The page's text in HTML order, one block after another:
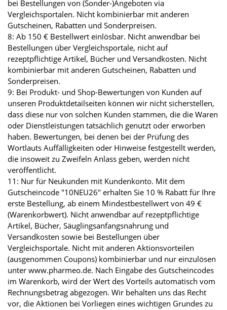
bei Bestellungen von (Sonder-)Angeboten via
Vergleichsportalen. Nicht kombinierbar mit anderen
Gutscheinen, Rabatten und Sonderpreisen.
8: Ab 150 € Bestellwert einlösbar. Nicht anwendbar bei
Bestellungen über Vergleichsportale, nicht auf
rezeptpflichtige Artikel, Bücher und Versandkosten. Nicht
kombinierbar mit anderen Gutscheinen, Rabatten und
Sonderpreisen.
9: Bei Produkt- und Shop-Bewertungen von Kunden auf
unseren Produktdetailseiten können wir nicht sicherstellen,
dass diese nur von solchen Kunden stammen, die die Waren
oder Dienstleistungen tatsächlich genutzt oder erworben
haben. Bewertungen, bei denen bei der Prüfung des
Wortlauts Auffälligkeiten oder Hinweise festgestellt werden,
die insoweit zu Zweifeln Anlass geben, werden nicht
veröffentlicht.
11: Nur für Neukunden mit Kundenkonto. Mit dem
Gutscheincode "10NEU26" erhalten Sie 10 % Rabatt für Ihre
erste Bestellung, ab einem Mindestbestellwert von 49 €
(Warenkorbwert). Nicht anwendbar auf rezeptpflichtige
Artikel, Bücher, Säuglingsanfangsnahrung und
Versandkosten sowie bei Bestellungen über
Vergleichsportale. Nicht mit anderen Aktionsvorteilen
(ausgenommen Coupons) kombinierbar und nur einzulösen
unter www.pharmeo.de. Nach Eingabe des Gutscheincodes
im Warenkorb, wird der Wert des Vorteils automatisch vom
Rechnungsbetrag abgezogen. Wir behalten uns das Recht
vor, die Aktionen bei Vorliegen eines wichtigen Grundes zu